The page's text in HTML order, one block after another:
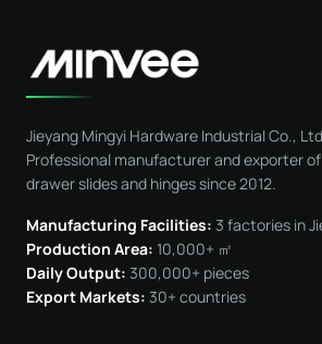
Jieyang Mingyi Hardware Industrial Co.,
Professional manufacturer and exporter
drawer slides and hinges since 2012.
Manufacturing Facilities: 3 factories in
Production Area: 10,000+ ㎡
Daily Output: 300,000+ pieces
Export Markets: 30+ countries